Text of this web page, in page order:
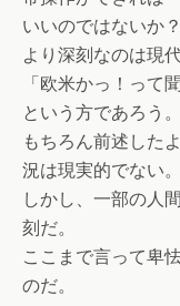
いいのではないか？
より深刻なのは現
「欧米かっ！って
という方であろう
もちろん前述した
況は現実的でない。
しかし、一部の人
刻だ。
ここまで言って卑
のだ。